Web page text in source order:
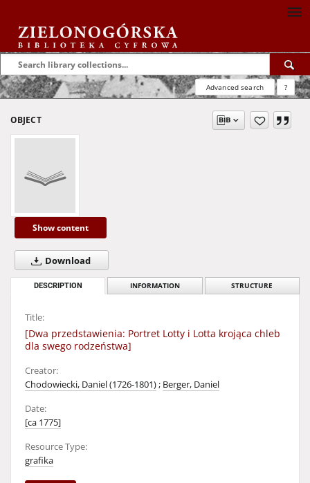
Advanced search ?
OBJECT
Show content
Download
DESCRIPTION INFORMATION STRUCTURE
Title:
[Dwa przedstawienia: Portret Lotty i Lotta krojąca chleb
dla swego rodzeństwa]
Creator:
Chodowiecki, Daniel (1726-1801); Berger, Daniel
Date:
[ca 1775]
Resource Type:
grafika